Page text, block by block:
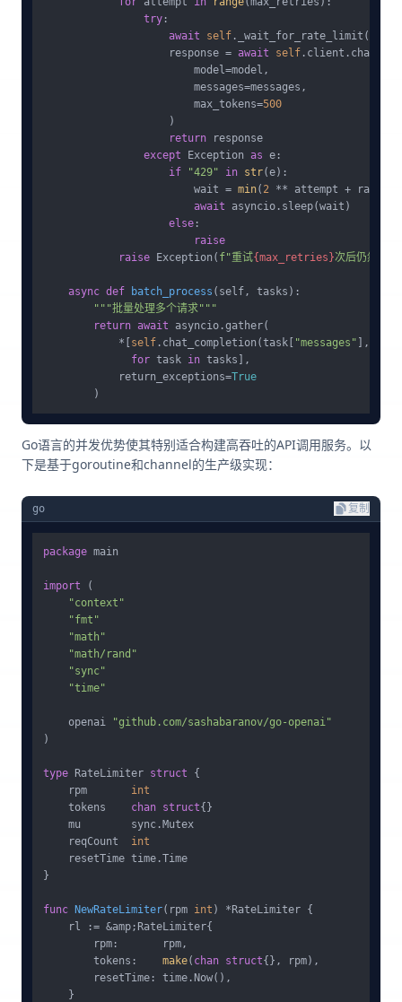
try :
await
self ._wait_for_rate_limit()
                    response =
await self
                        model=model,
                        messages=messages,
                        max_tokens=
500
                    )
return response
except Exception as e:
if
"429" in str(e):
                        wait =
min( 2 ** attempt +
await asyncio.sleep(wait)
else :
raise
raise Exception( f"重试{max_retries}次后仍然失
async def batch_process ( self, tasks ):
"""批量处理多个请求"""
return await asyncio.gather(
            *[
self .chat_completion(task[ "messages" ],
for task in tasks],
            return_exceptions=
True
Go语言的并发优势使其特别适合构建高吞吐的API调用服务。以
下是基于goroutine和channel的生产级实现：
go 复制
package main
import (
"context"
"fmt"
"math"
"math/rand"
"sync"
"time"
    openai
"github.com/sashabaranov/go-openai"
)
type RateLimiter struct {
    rpm
int
    tokens
chan struct{}
    mu        sync.Mutex
    reqCount
int
    resetTime time.Time
}
func NewRateLimiter(rpm int )
*RateLimiter {
    rl := &amp;RateLimiter{
        rpm:       rpm,
        tokens:
make( chan struct{}, rpm),
        resetTime: time.Now(),
    }